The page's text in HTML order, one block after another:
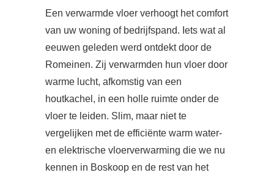
Een verwarmde vloer verhoogt het comfort
van uw woning of bedrijfspand. Iets wat al
eeuwen geleden werd ontdekt door de
Romeinen. Zij verwarmden hun vloer door
warme lucht, afkomstig van een
houtkachel, in een holle ruimte onder de
vloer te leiden. Slim, maar niet te
vergelijken met de efficiënte warm water-
en elektrische vloerverwarming die we nu
kennen in Boskoop en de rest van het